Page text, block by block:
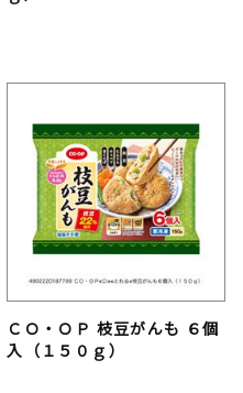
ＣＯ・ＯＰ 枝豆がんも ６個
入（１５０ｇ）